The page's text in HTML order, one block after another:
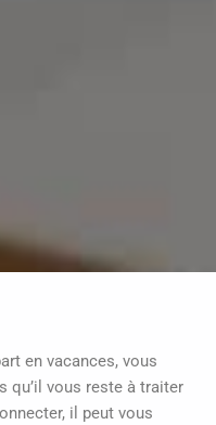
en vacances, vous
qu’il vous reste à traiter
il peut vous